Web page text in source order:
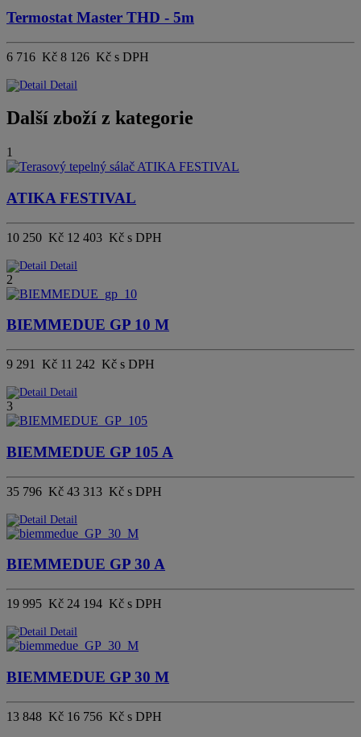
Termostat Master THD - 5m
6 716 Kč 8 126 Kč s DPH
Detail
Další zboží z kategorie
1
ATIKA FESTIVAL
10 250 Kč 12 403 Kč s DPH
Detail
2
BIEMMEDUE GP 10 M
9 291 Kč 11 242 Kč s DPH
Detail
3
BIEMMEDUE GP 105 A
35 796 Kč 43 313 Kč s DPH
Detail
BIEMMEDUE GP 30 A
19 995 Kč 24 194 Kč s DPH
Detail
BIEMMEDUE GP 30 M
13 848 Kč 16 756 Kč s DPH